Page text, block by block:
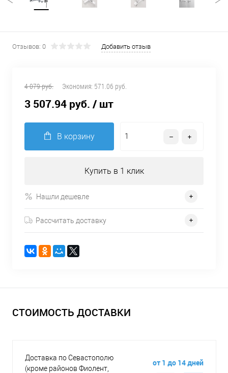
Отзывов: 0 Добавить отзыв
4 079 руб. Экономия: 571.06 руб.
3 507.94 руб. / шт
В корзину
Купить в 1 клик
Нашли дешевле
Рассчитать доставку
СТОИМОСТЬ ДОСТАВКИ
Доставка по Севастополю
(кроме районов Фиолент,
от 1 до 14 дней